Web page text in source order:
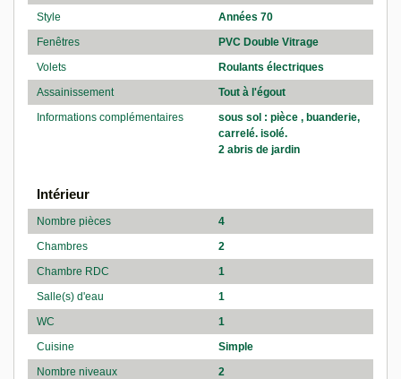
Style
Années 70
Fenêtres
PVC Double Vitrage
Volets
Roulants électriques
Assainissement
Tout à l'égout
Informations complémentaires
sous sol : pièce , buanderie,
carrelé. isolé.
2 abris de jardin
Intérieur
Nombre pièces
4
Chambres
2
Chambre RDC
1
Salle(s) d'eau
1
WC
1
Cuisine
Simple
Nombre niveaux
2